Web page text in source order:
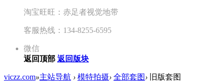
淘宝旺旺：赤足者视觉地带
客服热线：134-8255-6595
微信
返回顶部 返回版块
viczz.com»主站导航 › 模特拍摄› 全部套图› 旧版套图